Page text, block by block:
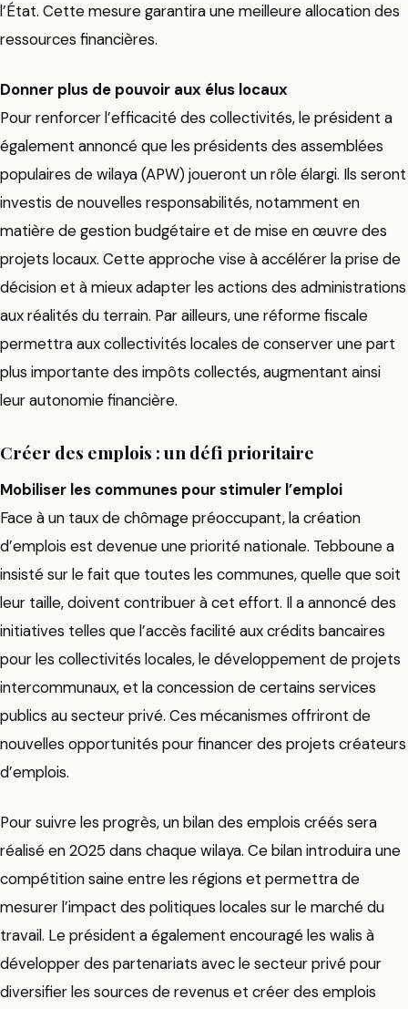
l’État. Cette mesure garantira une meilleure allocation des
ressources financières.
Donner plus de pouvoir aux élus locaux
Pour renforcer l’efficacité des collectivités, le président a
également annoncé que les présidents des assemblées
populaires de wilaya (APW) joueront un rôle élargi. Ils seront
investis de nouvelles responsabilités, notamment en
matière de gestion budgétaire et de mise en œuvre des
projets locaux. Cette approche vise à accélérer la prise de
décision et à mieux adapter les actions des administrations
aux réalités du terrain. Par ailleurs, une réforme fiscale
permettra aux collectivités locales de conserver une part
plus importante des impôts collectés, augmentant ainsi
leur autonomie financière.
Créer des emplois : un défi prioritaire
Mobiliser les communes pour stimuler l’emploi
Face à un taux de chômage préoccupant, la création
d’emplois est devenue une priorité nationale. Tebboune a
insisté sur le fait que toutes les communes, quelle que soit
leur taille, doivent contribuer à cet effort. Il a annoncé des
initiatives telles que l’accès facilité aux crédits bancaires
pour les collectivités locales, le développement de projets
intercommunaux, et la concession de certains services
publics au secteur privé. Ces mécanismes offriront de
nouvelles opportunités pour financer des projets créateurs
d’emplois.
Pour suivre les progrès, un bilan des emplois créés sera
réalisé en 2025 dans chaque wilaya. Ce bilan introduira une
compétition saine entre les régions et permettra de
mesurer l’impact des politiques locales sur le marché du
travail. Le président a également encouragé les walis à
développer des partenariats avec le secteur privé pour
diversifier les sources de revenus et créer des emplois